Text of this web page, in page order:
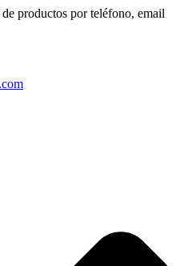
productos por teléfono, email